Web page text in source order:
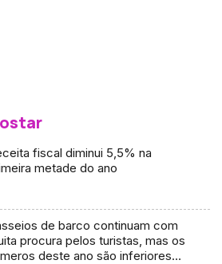
fiscal diminui 5,5% na
metade do ano
de barco continuam com
procura pelos turistas, mas os
deste ano são inferiores